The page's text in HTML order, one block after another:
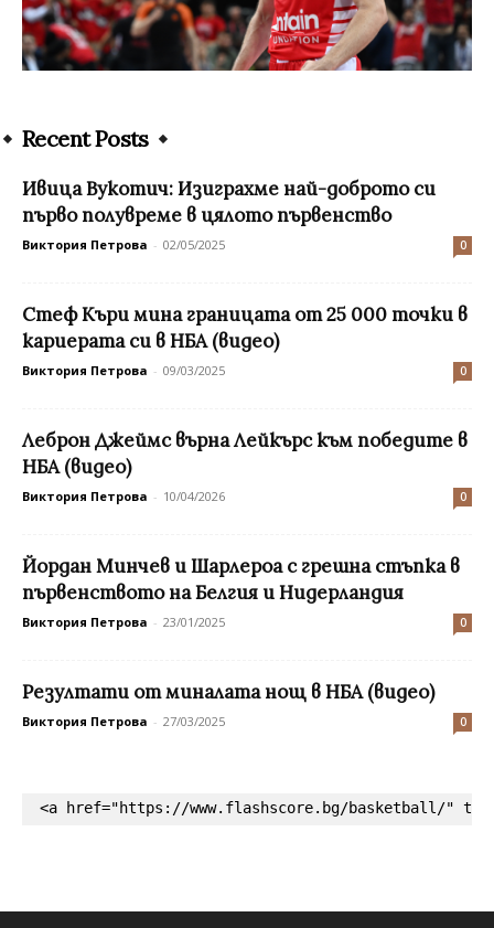
Recent Posts
Ивица Вукотич: Изиграхме най-доброто си
първо полувреме в цялото първенство
Виктория Петрова - 02/05/2025 0
Стеф Къри мина границата от 25 000 точки в
кариерата си в НБА (видео)
Виктория Петрова - 09/03/2025 0
Леброн Джеймс върна Лейкърс към победите в
НБА (видео)
Виктория Петрова - 10/04/2026 0
Йордан Минчев и Шарлероа с грешна стъпка в
първенството на Белгия и Нидерландия
Виктория Петрова - 23/01/2025 0
Резултати от миналата нощ в НБА (видео)
Виктория Петрова - 27/03/2025 0
<a href="https://www.flashscore.bg/basketball/"